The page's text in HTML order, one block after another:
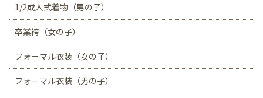
1/2成人式着物（男の子）
卒業袴（女の子）
フォーマル衣装（女の子）
フォーマル衣装（男の子）